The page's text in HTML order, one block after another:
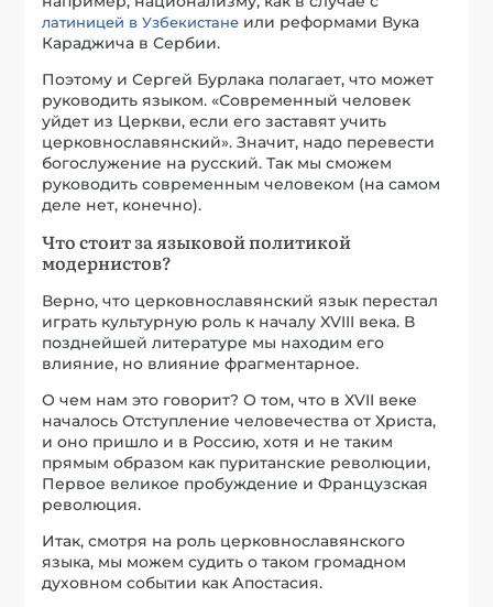
латиницей в Узбекистане или реформами Вука
Караджича в Сербии.
Поэтому и Сергей Бурлака полагает, что может
руководить языком. «Современный человек
уйдет из Церкви, если его заставят учить
церковнославянский». Значит, надо перевести
богослужение на русский. Так мы сможем
руководить современным человеком (на самом
деле нет, конечно).
Что стоит за языковой политикой
модернистов?
Верно, что церковнославянский язык перестал
играть культурную роль к началу XVIII века. В
позднейшей литературе мы находим его
влияние, но влияние фрагментарное.
О чем нам это говорит? О том, что в XVII веке
началось Отступление человечества от Христа,
и оно пришло и в Россию, хотя и не таким
прямым образом как пуританские революции,
Первое великое пробуждение и Французская
революция.
Итак, смотря на роль церковнославянского
языка, мы можем судить о таком громадном
духовном событии как Апостасия.